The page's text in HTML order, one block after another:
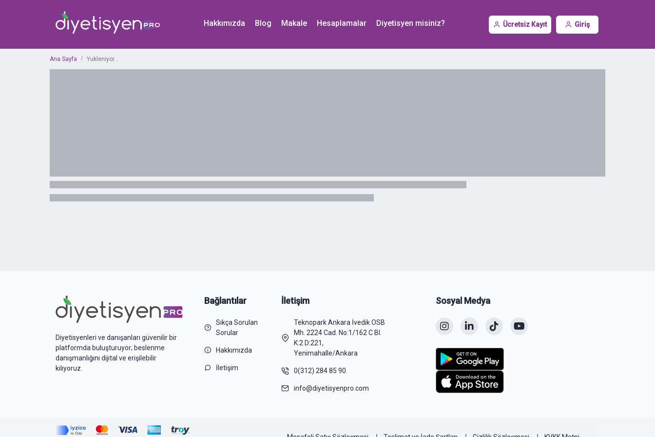
Hakkımızda Blog Makale Hesaplamalar Diyetisyen misiniz? Ücretsiz Kayıt Giriş
Ana Sayfa Yukleniyor...
Diyetisyenleri ve danışanları güvenilir bir
platformda buluşturuyor; beslenme
danışmanlığını dijital ve erişilebilir
kılıyoruz.
Bağlantılar
Sıkça Sorulan
Sorular
Hakkımızda
İletişim
İletişim
Teknopark Ankara İvedik OSB
Mh. 2224 Cad. No:1/162 C Bl.
K:2 D:221,
Yenimahalle/Ankara
0(312) 284 85 90
info@diyetisyenpro.com
Sosyal Medya